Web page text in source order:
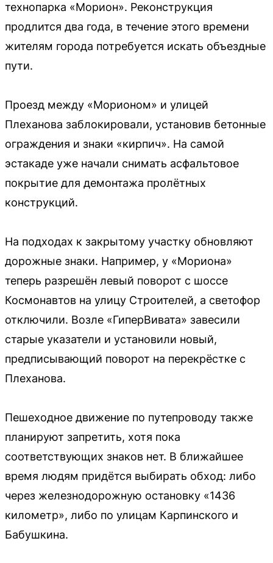
технопарка «Морион». Реконструкция
продлится два года, в течение этого времени
жителям города потребуется искать объездные
пути.
Проезд между «Морионом» и улицей
Плеханова заблокировали, установив бетонные
ограждения и знаки «кирпич». На самой
эстакаде уже начали снимать асфальтовое
покрытие для демонтажа пролётных
конструкций.
На подходах к закрытому участку обновляют
дорожные знаки. Например, у «Мориона»
теперь разрешён левый поворот с шоссе
Космонавтов на улицу Строителей, а светофор
отключили. Возле «ГиперВивата» завесили
старые указатели и установили новый,
предписывающий поворот на перекрёстке с
Плеханова.
Пешеходное движение по путепроводу также
планируют запретить, хотя пока
соответствующих знаков нет. В ближайшее
время людям придётся выбирать обход: либо
через железнодорожную остановку «1436
километр», либо по улицам Карпинского и
Бабушкина.